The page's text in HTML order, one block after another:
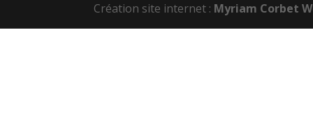
Création site internet : Myriam Corbet